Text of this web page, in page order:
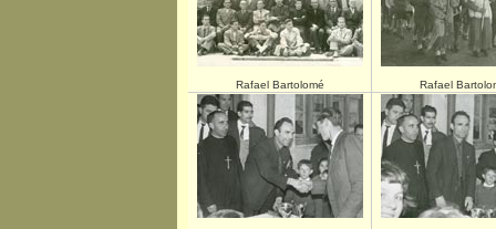
Rafael Bartolomé Rafael